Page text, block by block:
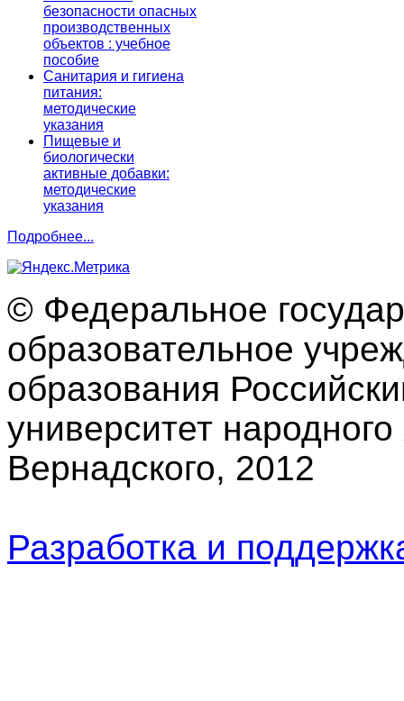
безопасности опасных
производственных
объектов : учебное
пособие
Санитария и гигиена
питания:
методические
указания
Пищевые и
биологически
активные добавки:
методические
указания
Подробнее...
© Федеральное
образовательное
образования
университет
Вернадского, 2012
Разработка и